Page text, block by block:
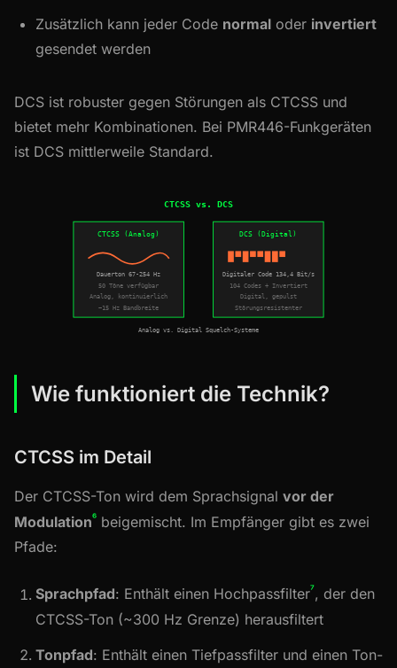
Zusätzlich kann jeder Code normal oder invertiert
gesendet werden
DCS ist robuster gegen Störungen als CTCSS und
bietet mehr Kombinationen. Bei PMR446-Funkgeräten
ist DCS mittlerweile Standard.
CTCSS vs. DCS
CTCSS (Analog)
Dauerton 67-254 Hz
50 Töne verfügbar
Analog, kontinuierlich
~15 Hz Bandbreite
DCS (Digital)
Digitaler Code 134,4 Bit/s
104 Codes + Invertiert
Digital, gepulst
Störungsresistenter
Analog vs. Digital Squelch-Systeme
Wie funktioniert die Technik?
CTCSS im Detail
Der CTCSS-Ton wird dem Sprachsignal vor der
Modulation⁶ beigemischt. Im Empfänger gibt es zwei
Pfade:
Sprachpfad: Enthält einen Hochpassfilter⁷, der den
CTCSS-Ton (~300 Hz Grenze) herausfiltert
Tonpfad: Enthält einen Tiefpassfilter und einen Ton-